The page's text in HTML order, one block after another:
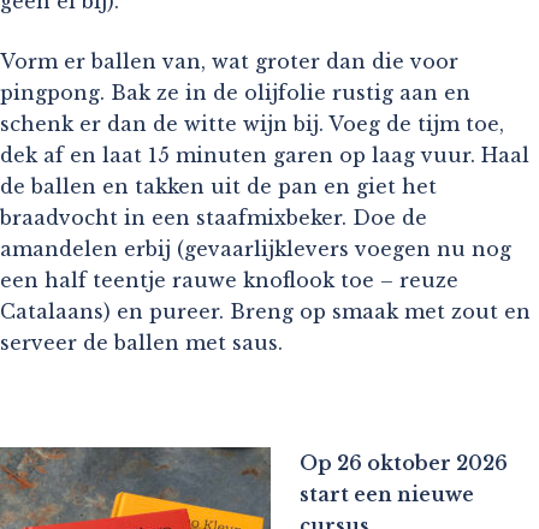
Vorm er ballen van, wat groter dan die voor
pingpong. Bak ze in de olijfolie rustig aan en
schenk er dan de witte wijn bij. Voeg de tijm toe,
dek af en laat 15 minuten garen op laag vuur. Haal
de ballen en takken uit de pan en giet het
braadvocht in een staafmixbeker. Doe de
amandelen erbij (gevaarlijklevers voegen nu nog
een half teentje rauwe knoflook toe – reuze
Catalaans) en pureer. Breng op smaak met zout en
serveer de ballen met saus.
Op 26 oktober 2026
start een nieuwe